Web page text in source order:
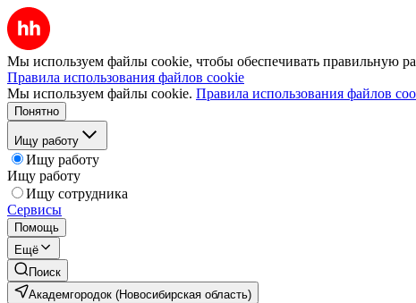
Мы используем файлы cookie, чтобы обеспечивать правильную
Правила использования файлов cookie
Мы используем файлы cookie. Правила использования файлов
Понятно
Ищу работу
Ищу работу
Ищу работу
Ищу сотрудника
Сервисы
Помощь
Ещё
Поиск
Академгородок (Новосибирская область)